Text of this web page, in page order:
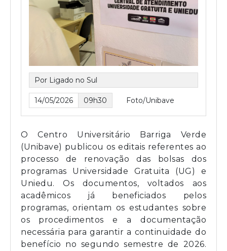
Por Ligado no Sul
14/05/2026 09h30 Foto/Unibave
O Centro Universitário Barriga Verde
(Unibave) publicou os editais referentes ao
processo de renovação das bolsas dos
programas Universidade Gratuita (UG) e
Uniedu. Os documentos, voltados aos
acadêmicos já beneficiados pelos
programas, orientam os estudantes sobre
os procedimentos e a documentação
necessária para garantir a continuidade do
benefício no segundo semestre de 2026.